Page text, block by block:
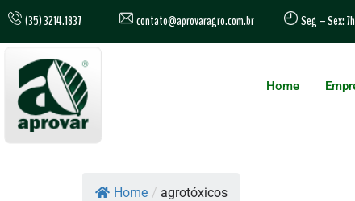
(35) 3214.1837 contato@aprovaragro.com.br Seg – Sex:
Home
Home / agrotóxicos